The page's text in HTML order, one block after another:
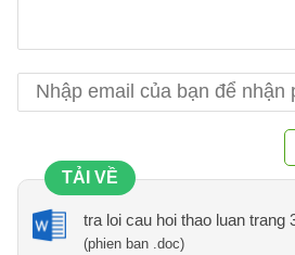
TẢI VỀ
tra loi cau hoi thao luan trang
(phien ban .doc)